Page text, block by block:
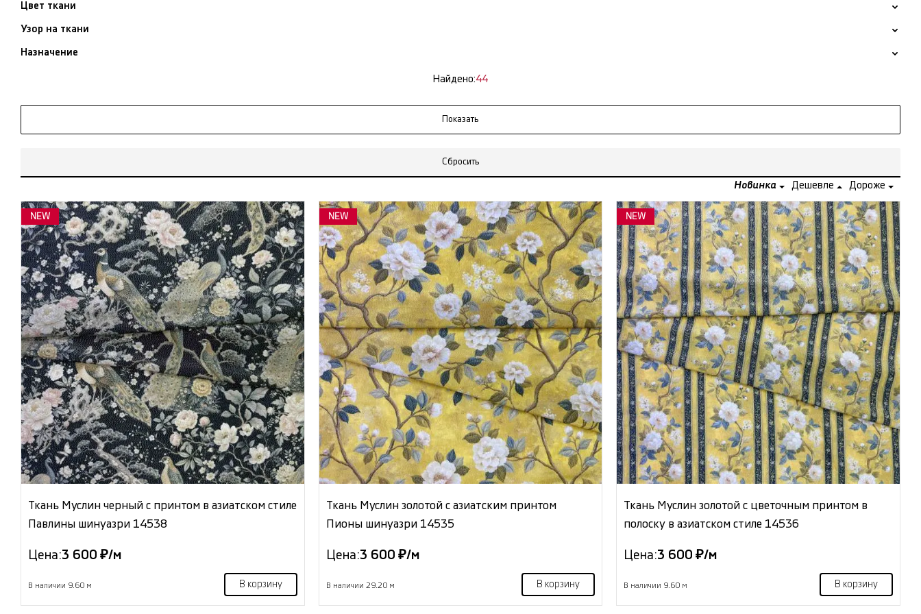
Цвет ткани
Узор на ткани
Назначение
Найдено:44
Сбросить
Новинка Дешевле Дороже
NEW
Ткань Муслин черный с принтом в азиатском стиле
Павлины шинуазри 14538
Цена:3 600 ₽/м
В наличии 9.60 м В корзину
NEW
Ткань Муслин золотой с азиатским принтом
Пионы шинуазри 14535
Цена:3 600 ₽/м
В наличии 29.20 м В корзину
NEW
Ткань Муслин золотой с цветочным принтом в
полоску в азиатском стиле 14536
Цена:3 600 ₽/м
В наличии 9.60 м В корзину